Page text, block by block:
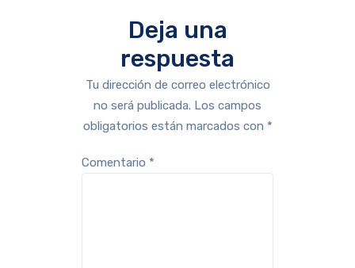
Deja una
respuesta
Tu dirección de correo electrónico
no será publicada. Los campos
obligatorios están marcados con *
Comentario *